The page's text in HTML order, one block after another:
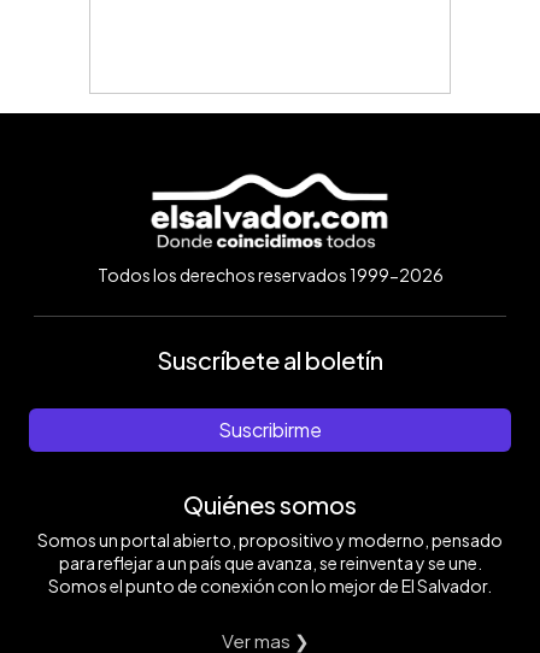
Todos los derechos reservados 1999-2026
Suscríbete al boletín
Suscribirme
Quiénes somos
Somos un portal abierto, propositivo y moderno, pensado
para reflejar a un país que avanza, se reinventa y se une.
Somos el punto de conexión con lo mejor de El Salvador.
Ver mas ❯